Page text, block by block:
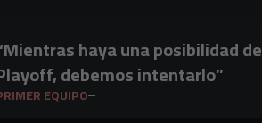
haya una posibilidad de
debemos intentarlo”
EQUIPO